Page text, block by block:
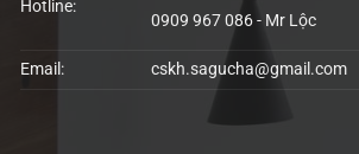
Hotline:
0909 967 086 - Mr Lộc
Email: cskh.sagucha@gmail.com